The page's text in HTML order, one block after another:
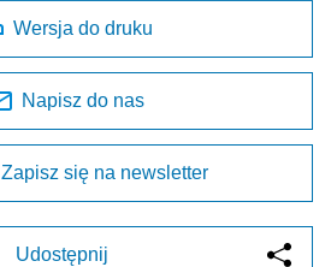
Wersja do druku
Napisz do nas
Zapisz się na newsletter
Udostępnij